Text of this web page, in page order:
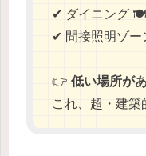
✔ ダイニング 🍽️
✔ 間接照明ゾー
👉 低い場所が
これ、超・建